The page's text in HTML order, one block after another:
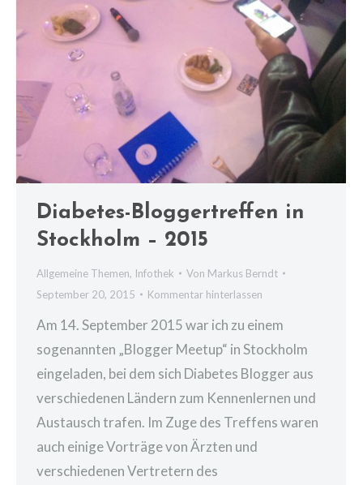
Diabetes-Bloggertreffen in
Stockholm – 2015
Allgemeine Themen, Infothek Von Markus Berndt
September 20, 2015
Kommentar hinterlassen
Am 14. September 2015 war ich zu einem
sogenannten „Blogger Meetup“ in Stockholm
eingeladen, bei dem sich Diabetes Blogger aus
verschiedenen Ländern zum Kennenlernen und
Austausch trafen. Im Zuge des Treffens waren
auch einige Vorträge von Ärzten und
verschiedenen Vertretern des